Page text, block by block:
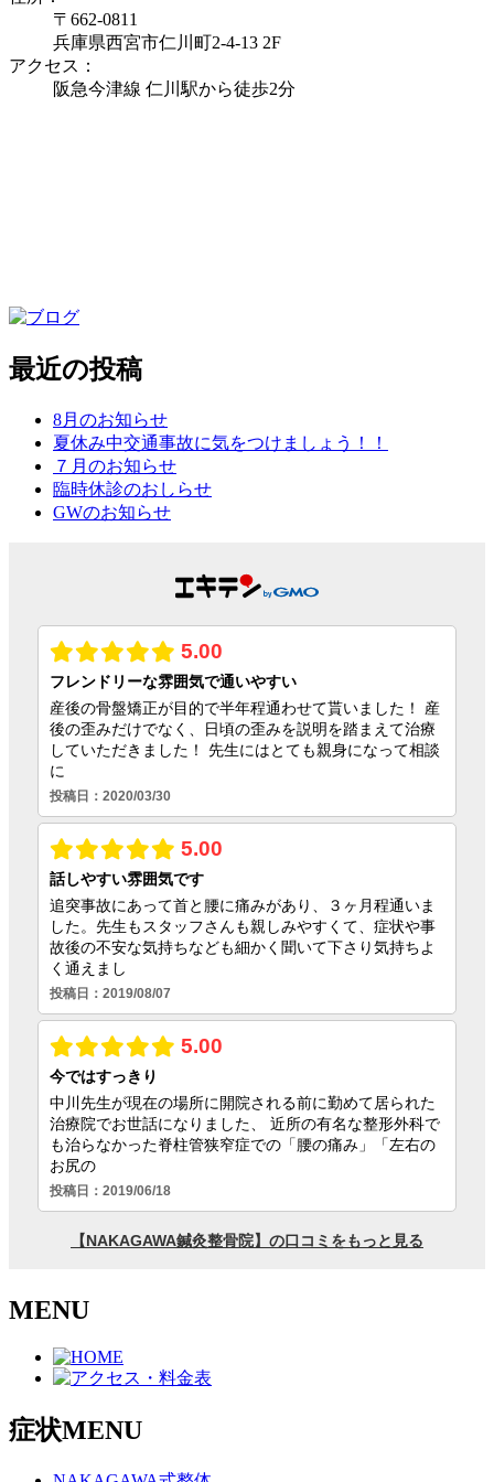
〒662-0811
兵庫県西宮市仁川町2-4-13 2F
アクセス：
阪急今津線 仁川駅から徒歩2分
最近の投稿
8月のお知らせ
夏休み中交通事故に気をつけましょう！！
７月のお知らせ
臨時休診のおしらせ
GWのお知らせ
MENU
症状MENU